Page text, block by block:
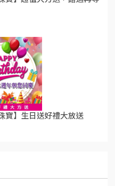
寶】生日送好禮大放送